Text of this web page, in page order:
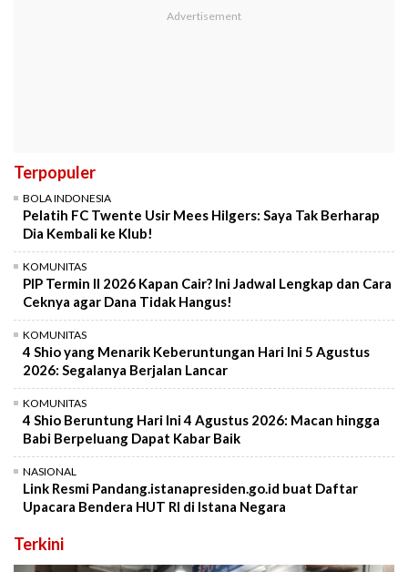
Terpopuler
BOLA INDONESIA
Pelatih FC Twente Usir Mees Hilgers: Saya Tak Berharap
Dia Kembali ke Klub!
KOMUNITAS
PIP Termin II 2026 Kapan Cair? Ini Jadwal Lengkap dan Cara
Ceknya agar Dana Tidak Hangus!
KOMUNITAS
4 Shio yang Menarik Keberuntungan Hari Ini 5 Agustus
2026: Segalanya Berjalan Lancar
KOMUNITAS
4 Shio Beruntung Hari Ini 4 Agustus 2026: Macan hingga
Babi Berpeluang Dapat Kabar Baik
NASIONAL
Link Resmi Pandang.istanapresiden.go.id buat Daftar
Upacara Bendera HUT RI di Istana Negara
Terkini